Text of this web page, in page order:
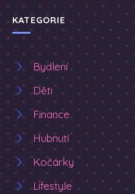
KATEGORIE
Bydlení
Děti
Finance
Hubnutí
Kočárky
Lifestyle